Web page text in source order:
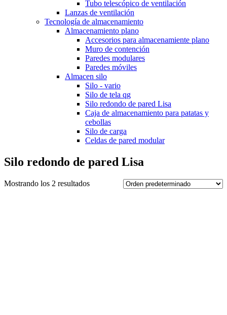
Tubo telescópico de ventilación
Lanzas de ventilación
Tecnología de almacenamiento
Almacenamiento plano
Accesorios para almacenamiente plano
Muro de contención
Paredes modulares
Paredes móviles
Almacen silo
Silo - vario
Silo de tela qg
Silo redondo de pared Lisa
Caja de almacenamiento para patatas y
cebollas
Silo de carga
Celdas de pared modular
Silo redondo de pared Lisa
Mostrando los 2 resultados